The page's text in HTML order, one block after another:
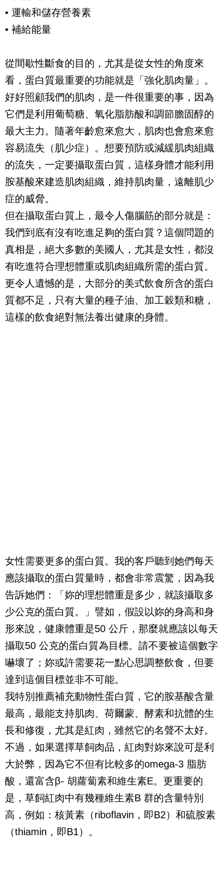
• 運輸和儲存營養素
• 補給能量
從間歇性斷食的目的，尤其是從女性的角度來
看，蛋白質最重要的功能就是「強化肌肉量」。
好好照顧我們的肌肉，是一件很重要的事，因為
它們是利用葡萄糖、氧化脂肪酸和調節膽固醇的
最大主力。隨著年齡愈來愈大，肌肉也會愈來愈
容易流失（肌少症）。想要預防或減緩肌肉組織
的流失，一定要攝取蛋白質，這樣身體才能利用
胺基酸來建造肌肉組織，維持肌肉量，遠離肌少
症的威脅。
但在攝取蛋白質上，最令人傷腦筋的部分就是：
我們到底有沒有吃進足夠的蛋白質？這個問題的
真相是，絕大多數的美國人，尤其是女性，都沒
有吃進符合理想體重或肌肉組織所需的蛋白質。
更令人遺憾的是，大部分的美式飲食所含的蛋白
質都不足，只有大量的種子油、加工穀類和糖，
這樣的飲食絕對無法養出健康的身體。
女性需要更多的蛋白質。我的客戶聽到她們每天
應該攝取的蛋白質量時，都會非常震驚，因為我
告訴她們：「妳的理想體重是多少，就該攝取多
少公克的蛋白質。」譬如，假設以妳的身高和身
形來說，健康體重是50 公斤，那麼就應該以每天
攝取50 公克的蛋白質為目標。請不要被這個數字
嚇壞了；妳或許需要花一點心思調整飲食，但要
達到這個目標並非不可能。
我特別推薦補充動物性蛋白質，它的胺基酸含量
最高，最能支持肌肉、荷爾蒙、酵素和抗體的生
長和修復，尤其是紅肉，雖然它的名聲不太好。
不過，如果選擇草飼肉品，紅肉對妳來說可是利
大於弊，因為它不但有比較多的omega-3 脂肪
酸，還富含β- 胡蘿蔔素和維生素E。更重要的
是，草飼紅肉中有幾種維生素B 群的含量特別
高，例如：核黃素（riboflavin ，即B2）和硫胺素
（thiamin ，即B1）。